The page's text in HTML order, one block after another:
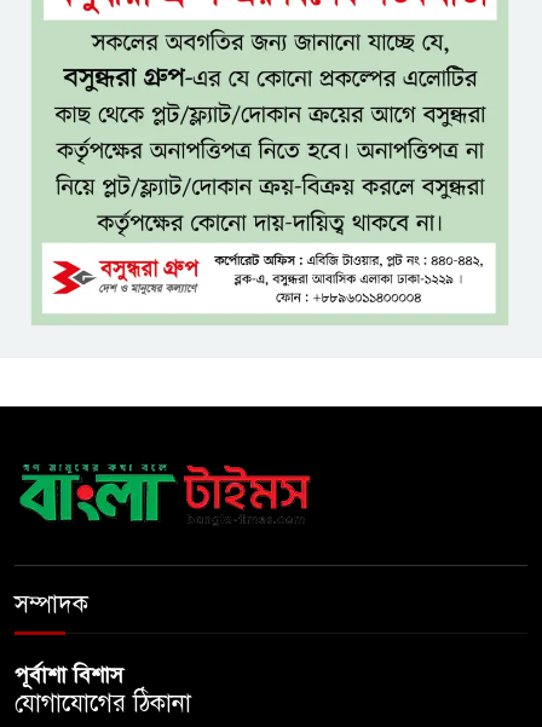
নীরবে এতিম শিশুদের পাশে সায়েম
সোবহান আনভীর
সেবার মানসিকতা ছাড়া
চিকিৎসাব্যবস্থার মানোন্নয়ন সম্ভব
নয়: প্রধানমন্ত্রী
বিদ্যুৎ-জ্বালানি নিয়ে অস্থিতিশীলতা
সৃষ্টিতে সক্রিয় চক্র: প্রধানমন্ত্রী
তনু হত্যা মামলায় সাবেক
পুনরায় গ্রেপ্তার
হাসিনাকে ঘিরে ঢাকা-দিল্লি সম্পর্কে
নতুন টানাপোড়েন
সম্পাদক
পূর্বাশা বিশাস
যোগাযোগের ঠিকানা